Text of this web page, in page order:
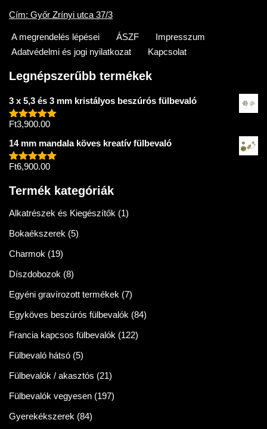
Cím: Győr Zrínyi utca 37/3
A megrendelés lépései ÁSZF
Impresszum
Adatvédelmi és jogi nyilatkozat
Kapcsolat
Legnépszerűbb termékek
3 x 5,3 és 3 mm kristályos beszúrós fülbevaló
Értékelés:
Ft3,900.00
14 mm mandala köves kreatív fülbevaló
Értékelés:
Ft6,900.00
Termék kategóriák
Alkatrészek és Kiegészítők (1)
Bokaékszerek (5)
Charmok (19)
Díszdobozok (8)
Egyéni gravírozott termékek (7)
Egyköves beszúrós fülbevalók (84)
Francia kapcsos fülbevalók (122)
Fülbevaló hátsó (5)
Fülbevalók / akasztós (21)
Fülbevalók vegyesen (197)
Gyerekékszerek (84)